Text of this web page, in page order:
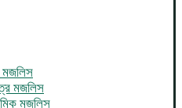
মজলিস
মজলিস
মজলিস